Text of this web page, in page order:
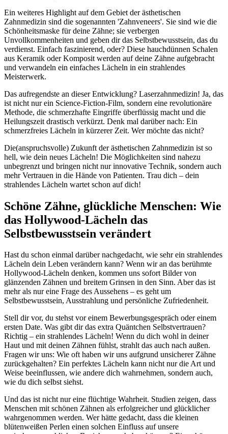
Ein weiteres Highlight auf dem Gebiet der ästhetischen
Zahnmedizin sind die sogenannten 'Zahnveneers'. Sie sind wie die
Schönheitsmaske für deine Zähne; sie verbergen
Unvollkommenheiten und geben dir das Selbstbewusstsein, das du
verdienst. Einfach faszinierend, oder? Diese hauchdünnen Schalen
aus Keramik oder Komposit werden auf deine Zähne aufgebracht
und verwandeln ein einfaches Lächeln in ein strahlendes
Meisterwerk.
Das aufregendste an dieser Entwicklung? Laserzahnmedizin! Ja, das
ist nicht nur ein Science-Fiction-Film, sondern eine revolutionäre
Methode, die schmerzhafte Eingriffe überflüssig macht und die
Heilungszeit drastisch verkürzt. Denk mal darüber nach: Ein
schmerzfreies Lächeln in kürzerer Zeit. Wer möchte das nicht?
Die(anspruchsvolle) Zukunft der ästhetischen Zahnmedizin ist so
hell, wie dein neues Lächeln! Die Möglichkeiten sind nahezu
unbegrenzt und bringen nicht nur innovative Technik, sondern auch
mehr Vertrauen in die Hände von Patienten. Trau dich – dein
strahlendes Lächeln wartet schon auf dich!
Schöne Zähne, glückliche Menschen: Wie
das Hollywood-Lächeln das
Selbstbewusstsein verändert
Hast du schon einmal darüber nachgedacht, wie sehr ein strahlendes
Lächeln dein Leben verändern kann? Wenn wir an das berühmte
Hollywood-Lächeln denken, kommen uns sofort Bilder von
glänzenden Zähnen und breitem Grinsen in den Sinn. Aber das ist
mehr als nur eine Frage des Aussehens – es geht um
Selbstbewusstsein, Ausstrahlung und persönliche Zufriedenheit.
Stell dir vor, du stehst vor einem Bewerbungsgespräch oder einem
ersten Date. Was gibt dir das extra Quäntchen Selbstvertrauen?
Richtig – ein strahlendes Lächeln! Wenn du dich wohl in deiner
Haut und mit deinen Zähnen fühlst, strahlt das auch nach außen.
Fragen wir uns: Wie oft haben wir uns aufgrund unsicherer Zähne
zurückgehalten? Ein perfektes Lächeln kann nicht nur die Art und
Weise beeinflussen, wie andere dich wahrnehmen, sondern auch,
wie du dich selbst siehst.
Und das ist nicht nur eine flüchtige Wahrheit. Studien zeigen, dass
Menschen mit schönen Zähnen als erfolgreicher und glücklicher
wahrgenommen werden. Wer hätte gedacht, dass die kleinen
blütenweißen Perlen einen solchen Einfluss auf unsere